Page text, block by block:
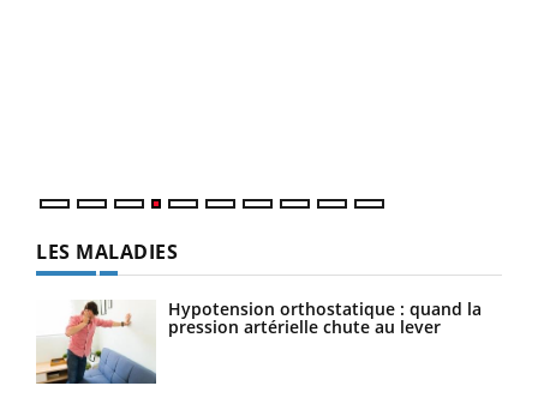
LES MALADIES
Hypotension orthostatique : quand la
pression artérielle chute au lever